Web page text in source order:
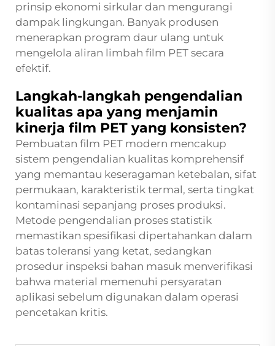
prinsip ekonomi sirkular dan mengurangi
dampak lingkungan. Banyak produsen
menerapkan program daur ulang untuk
mengelola aliran limbah film PET secara
efektif.
Langkah-langkah pengendalian
kualitas apa yang menjamin
kinerja film PET yang konsisten?
Pembuatan film PET modern mencakup
sistem pengendalian kualitas komprehensif
yang memantau keseragaman ketebalan, sifat
permukaan, karakteristik termal, serta tingkat
kontaminasi sepanjang proses produksi.
Metode pengendalian proses statistik
memastikan spesifikasi dipertahankan dalam
batas toleransi yang ketat, sedangkan
prosedur inspeksi bahan masuk menverifikasi
bahwa material memenuhi persyaratan
aplikasi sebelum digunakan dalam operasi
pencetakan kritis.